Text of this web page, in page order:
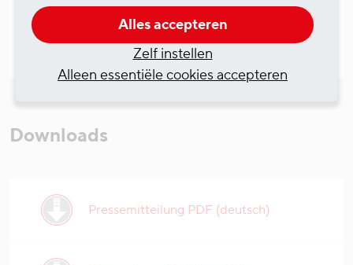
Larsen BV. Rob Acket | HGK Shipping
Downloads
Pressemitteilung PDF (deutsch)
Alles accepteren
Zelf instellen
Alleen essentiële cookies accepteren